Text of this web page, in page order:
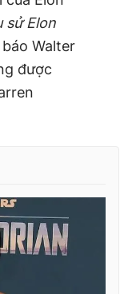
sử Elon
Walter
được